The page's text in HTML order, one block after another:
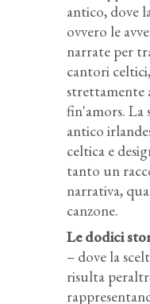
antico, dove
ovvero le
narrate per
cantori
strettamente
fin'amors. La
antico
celtica e
tanto un
narrativa,
canzone.
Le dodici
– dove la
risulta